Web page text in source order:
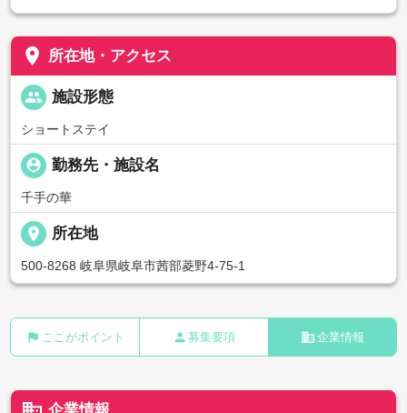
place 所在地・アクセス
people 施設形態
ショートステイ
person_pin 勤務先・施設名
千手の華
place 所在地
500-8268 岐阜県岐阜市茜部菱野4-75-1
flag ここがポイント person 募集要項 business 企業情報